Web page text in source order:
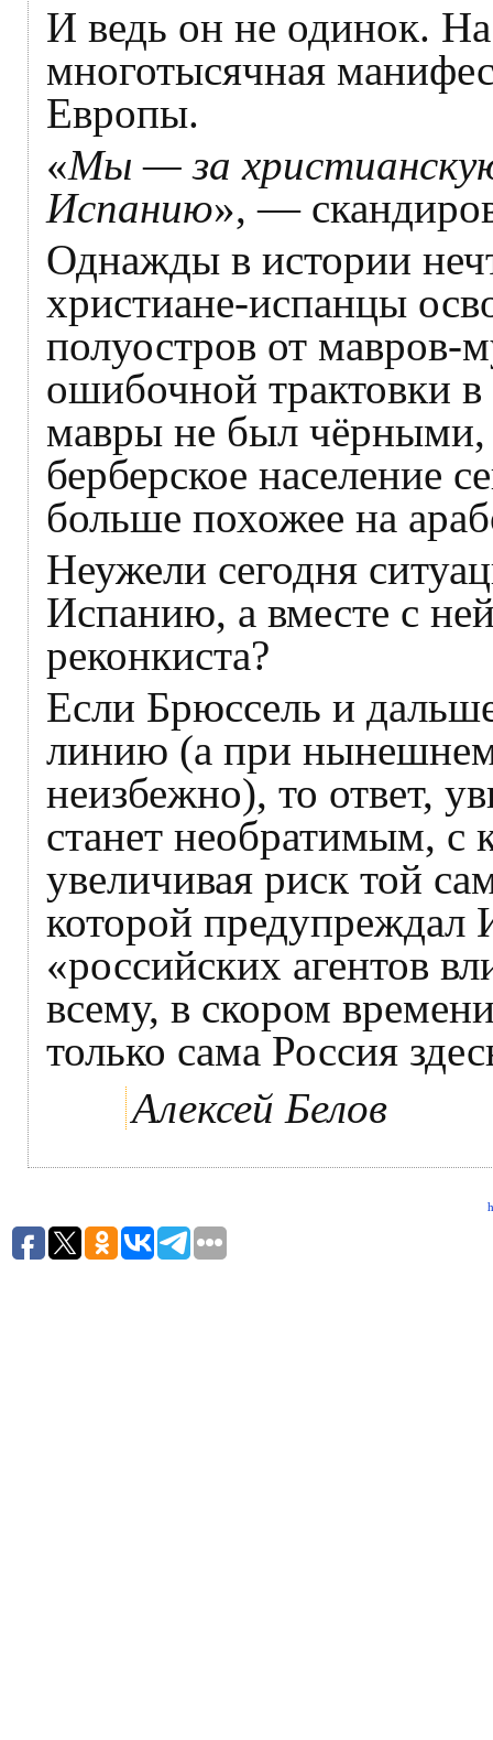
И ведь он не одинок.
многотысячная
Европы.
«Мы — за
Испанию», —
Однажды в истории
христиане-испанцы
полуостров от мавров-
ошибочной трактовки
мавры не был чёрными,
берберское население
больше похожее на
Неужели сегодня
Испанию, а вместе с
реконкиста?
Если Брюссель и
линию (а при нынешнем
неизбежно), то ответ,
станет необратимым,
увеличивая риск той
которой предупреждал
«российских агентов
всему, в скором
только сама Россия
Алексей Белов